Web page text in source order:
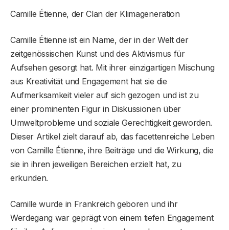
Camille Étienne, der Clan der Klimageneration
Camille Étienne ist ein Name, der in der Welt der
zeitgenössischen Kunst und des Aktivismus für
Aufsehen gesorgt hat. Mit ihrer einzigartigen Mischung
aus Kreativität und Engagement hat sie die
Aufmerksamkeit vieler auf sich gezogen und ist zu
einer prominenten Figur in Diskussionen über
Umweltprobleme und soziale Gerechtigkeit geworden.
Dieser Artikel zielt darauf ab, das facettenreiche Leben
von Camille Étienne, ihre Beiträge und die Wirkung, die
sie in ihren jeweiligen Bereichen erzielt hat, zu
erkunden.
Camille wurde in Frankreich geboren und ihr
Werdegang war geprägt von einem tiefen Engagement